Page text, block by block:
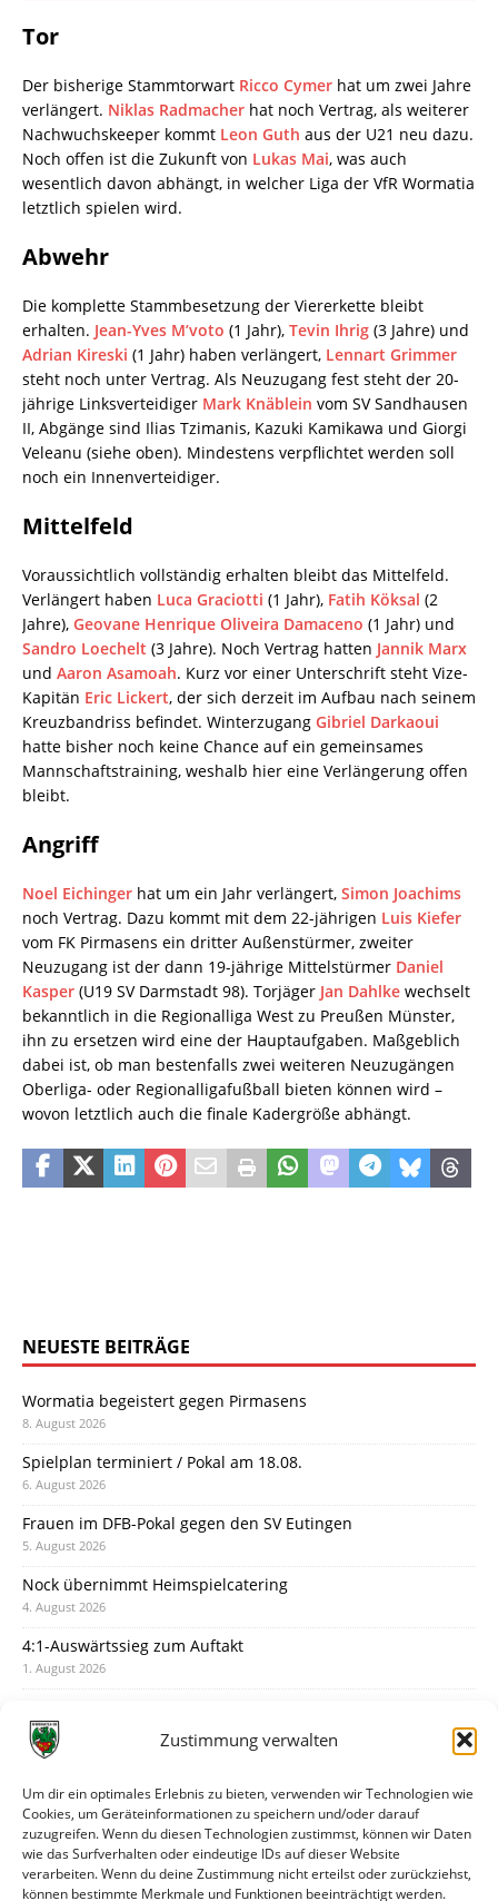
Zustimmung verwalten
Um dir ein optimales Erlebnis zu bieten, verwenden wir Technologien wie
Cookies, um Geräteinformationen zu speichern und/oder darauf
zuzugreifen. Wenn du diesen Technologien zustimmst, können wir Daten
wie das Surfverhalten oder eindeutige IDs auf dieser Website
verarbeiten. Wenn du deine Zustimmung nicht erteilst oder zurückziehst,
können bestimmte Merkmale und Funktionen beeinträchtigt werden.
Tor
Der bisherige Stammtorwart Ricco Cymer hat um zwei Jahre
verlängert. Niklas Radmacher hat noch Vertrag, als weiterer
Nachwuchskeeper kommt Leon Guth aus der U21 neu dazu.
Noch offen ist die Zukunft von Lukas Mai, was auch
wesentlich davon abhängt, in welcher Liga der VfR Wormatia
letztlich spielen wird.
Abwehr
Die komplette Stammbesetzung der Viererkette bleibt
erhalten. Jean-Yves M’voto (1 Jahr), Tevin Ihrig (3 Jahre) und
Adrian Kireski (1 Jahr) haben verlängert, Lennart Grimmer
steht noch unter Vertrag. Als Neuzugang fest steht der 20-
jährige Linksverteidiger Mark Knäblein vom SV Sandhausen
II, Abgänge sind Ilias Tzimanis, Kazuki Kamikawa und Giorgi
Veleanu (siehe oben). Mindestens verpflichtet werden soll
noch ein Innenverteidiger.
Mittelfeld
Voraussichtlich vollständig erhalten bleibt das Mittelfeld.
Verlängert haben Luca Graciotti (1 Jahr), Fatih Köksal (2
Jahre), Geovane Henrique Oliveira Damaceno (1 Jahr) und
Sandro Loechelt (3 Jahre). Noch Vertrag hatten Jannik Marx
und Aaron Asamoah. Kurz vor einer Unterschrift steht Vize-
Kapitän Eric Lickert, der sich derzeit im Aufbau nach seinem
Kreuzbandriss befindet. Winterzugang Gibriel Darkaoui
hatte bisher noch keine Chance auf ein gemeinsames
Mannschaftstraining, weshalb hier eine Verlängerung offen
bleibt.
Angriff
Noel Eichinger hat um ein Jahr verlängert, Simon Joachims
noch Vertrag. Dazu kommt mit dem 22-jährigen Luis Kiefer
vom FK Pirmasens ein dritter Außenstürmer, zweiter
Neuzugang ist der dann 19-jährige Mittelstürmer Daniel
Kasper (U19 SV Darmstadt 98). Torjäger Jan Dahlke wechselt
bekanntlich in die Regionalliga West zu Preußen Münster,
ihn zu ersetzen wird eine der Hauptaufgaben. Maßgeblich
dabei ist, ob man bestenfalls zwei weiteren Neuzugängen
Oberliga- oder Regionalligafußball bieten können wird –
wovon letztlich auch die finale Kadergröße abhängt.
NEUESTE BEITRÄGE
Wormatia begeistert gegen Pirmasens
8. August 2026
Spielplan terminiert / Pokal am 18.08.
6. August 2026
Frauen im DFB-Pokal gegen den SV Eutingen
5. August 2026
Nock übernimmt Heimspielcatering
4. August 2026
4:1-Auswärtssieg zum Auftakt
1. August 2026
31. Juli 2026
30. Juli 2026
Deine Spielminute: 89+1
28. Juli 2026
Neuer Rückensponsor